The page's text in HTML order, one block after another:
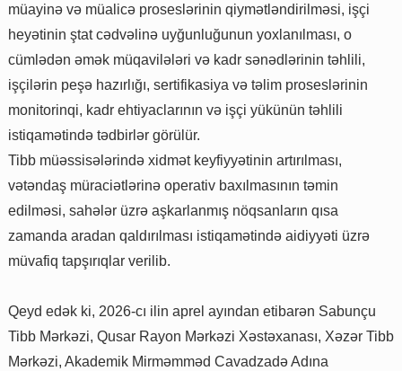
müayinə və müalicə proseslərinin qiymətləndirilməsi, işçi
heyətinin ştat cədvəlinə uyğunluğunun yoxlanılması, o
cümlədən əmək müqavilələri və kadr sənədlərinin təhlili,
işçilərin peşə hazırlığı, sertifikasiya və təlim proseslərinin
monitorinqi, kadr ehtiyaclarının və işçi yükünün təhlili
istiqamətində tədbirlər görülür.
Tibb müəssisələrində xidmət keyfiyyətinin artırılması,
vətəndaş müraciətlərinə operativ baxılmasının təmin
edilməsi, sahələr üzrə aşkarlanmış nöqsanların qısa
zamanda aradan qaldırılması istiqamətində aidiyyəti üzrə
müvafiq tapşırıqlar verilib.
Qeyd edək ki, 2026-cı ilin aprel ayından etibarən Sabunçu
Tibb Mərkəzi, Qusar Rayon Mərkəzi Xəstəxanası, Xəzər Tibb
Mərkəzi, Akademik Mirməmməd Cavadzadə Adına